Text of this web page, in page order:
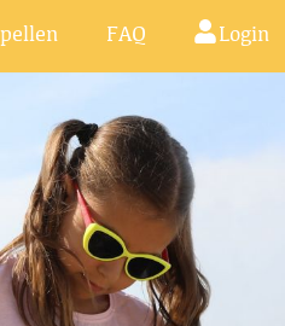
FAQ Login